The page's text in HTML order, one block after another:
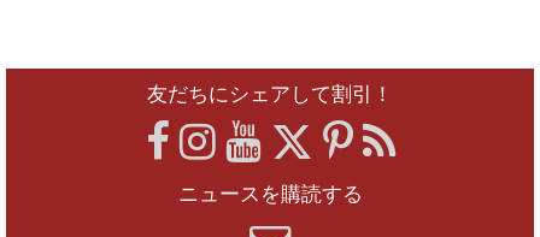
友だちにシェアして割引！
ニュースを購読する